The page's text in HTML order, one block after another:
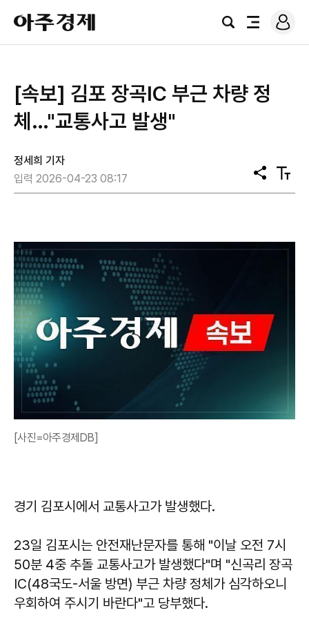
아
주
경
검
전
로
그
[속보] 김포 장곡IC 부근 차량 정
체…"교통사고 발생"
정세희 기자
입력 2026-04-23 08:17
공
유
텍
스
[사진=아주경제DB]
경기 김포시에서 교통사고가 발생했다.
23일 김포시는 안전재난문자를 통해 "이날 오전 7시
50분 4중 추돌 교통사고가 발생했다"며 "신곡리 장곡
IC(48국도-서울 방면) 부근 차량 정체가 심각하오니
우회하여 주시기 바란다"고 당부했다.